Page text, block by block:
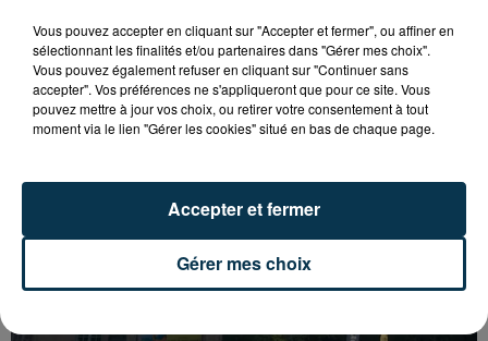
UNE CHUTE DU 8E ÉTAGE
Vous pouvez accepter en cliquant sur "Accepter et fermer", ou affiner en
sélectionnant les finalités et/ou partenaires dans "Gérer mes choix".
Vous pouvez également refuser en cliquant sur "Continuer sans
accepter". Vos préférences ne s'appliqueront que pour ce site. Vous
pouvez mettre à jour vos choix, ou retirer votre consentement à tout
moment via le lien "Gérer les cookies" situé en bas de chaque page.
Gérer mes choix
Accepter et fermer